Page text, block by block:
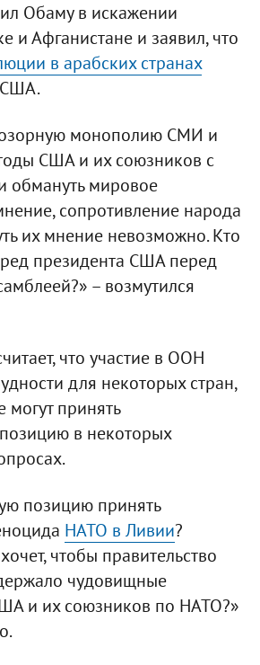
Обаму в искажении
и Афганистане и заявил, что
в арабских странах
США.
монополию СМИ и
США и их союзников с
обмануть мировое
сопротивление народа
их мнение невозможно. Кто
президента США перед
– возмутился
что участие в ООН
для некоторых стран,
могут принять
в некоторых
позицию принять
НАТО в Ливии?
чтобы правительство
чудовищные
и их союзников по НАТО?»